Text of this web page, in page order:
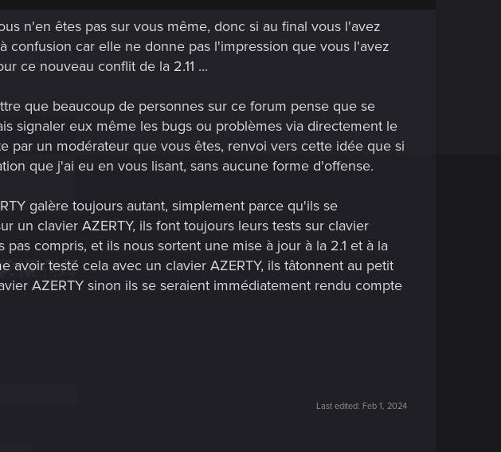
n'en êtes pas sur vous même, donc si au final vous l'avez
confusion car elle ne donne pas l'impression que vous l'avez
ce nouveau conflit de la 2.11 ...
que beaucoup de personnes sur ce forum pense que se
signaler eux même les bugs ou problèmes via directement le
par un modérateur que vous êtes, renvoi vers cette idée que si
que j'ai eu en vous lisant, sans aucune forme d'offense.
galère toujours autant, simplement parce qu'ils se
un clavier AZERTY, ils font toujours leurs tests sur clavier
compris, et ils nous sortent une mise à jour à la 2.1 et à la
avoir testé cela avec un clavier AZERTY, ils tâtonnent au petit
AZERTY sinon ils se seraient immédiatement rendu compte
Last edited: Feb 1, 2024